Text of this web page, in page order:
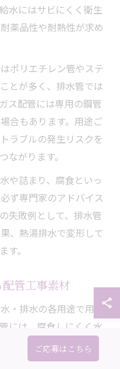
水にはサビにくく衛生
薬品性や耐熱性が求め
ポリエチレン管やステ
とが多く、排水管では
ス配管には専用の鋼管
合もあります。用途ご
ラブルの発生リスクを
ながります。
や詰まり、腐食といっ
ず専門家のアドバイス
失敗例として、排水管
、熱湯排水で変形して
す。
管工事素材
・排水の各用途で用い
には、腐食しにくく水
ン管やステンレス管が
えられる銅管や耐熱性
ご応募はこちら